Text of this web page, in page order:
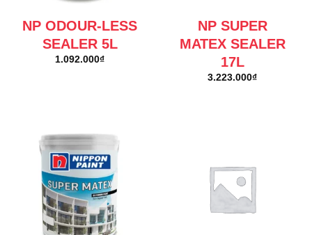
NP ODOUR-LESS
SEALER 5L
1.092.000₫
NP SUPER
MATEX SEALER
17L
3.223.000₫